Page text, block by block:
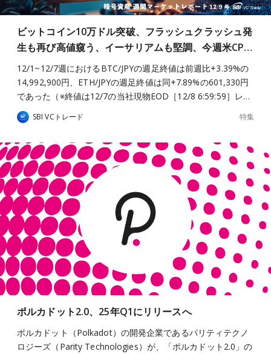
ビットコイン10万ドル突破、フラッシュクラッシュ発
生も再び高値窺う、イーサリアムも堅調、今週米CP…
12/1~12/7週におけるBTC/JPYの週足終値は前週比+3.39%の
14,992,900円、ETH/JPYの週足終値は同+7.89%の601,330円
であった（※終値は12/7の当社現物EOD［12/8 6:59:59］レ…
SBI VCトレード 特集
ポルカドット2.0、25年Q1にリリースへ
ポルカドット（Polkadot）の開発企業であるパリティテクノ
ロジーズ（Parity Technologies）が、「ポルカドット2.0」の